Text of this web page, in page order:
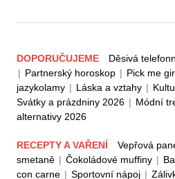
DOPORUČUJEME Děsivá
| Partnerský horoskop | Pick me
jazykolamy | Láska a vztahy |
Svátky a prázdniny 2026 | Módní
alternativy 2026
RECEPTY A VAŘENÍ Vepřová
smetaně | Čokoládové muffiny |
con carne | Sportovní nápoj |